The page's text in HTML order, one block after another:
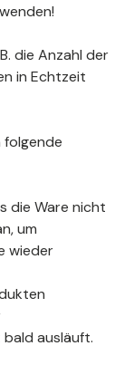
die Anzahl der
in Echtzeit
folgende
die Ware nicht
um
wieder
ausläuft.